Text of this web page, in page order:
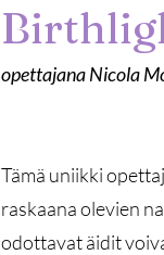
opettajana Nicola
Tämä uniikki
raskaana olevien
odottavat äidit